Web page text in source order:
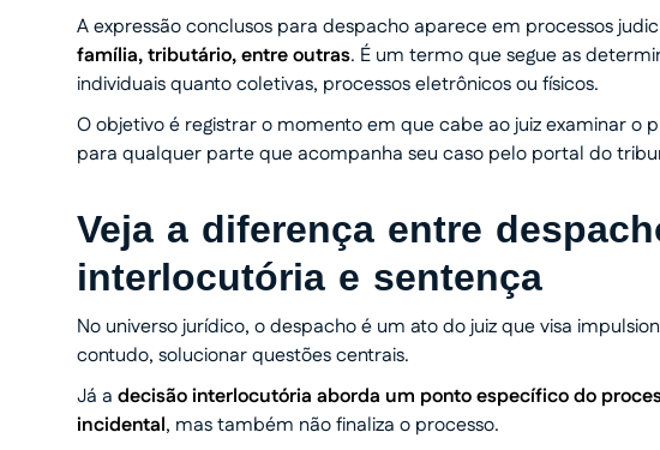
A expressão conclusos para despacho aparece em processos
família, tributário, entre outras. É um termo que segue as
individuais quanto coletivas, processos eletrônicos ou físicos.
O objetivo é registrar o momento em que cabe ao juiz examinar o
para qualquer parte que acompanha seu caso pelo portal do
Veja a diferença entre
interlocutória e sentença
No universo jurídico, o despacho é um ato do juiz que visa
contudo, solucionar questões centrais.
Já a decisão interlocutória aborda um ponto específico do
incidental, mas também não finaliza o processo.